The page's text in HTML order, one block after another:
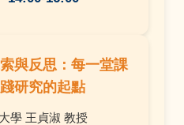
與反思：每一堂課
研究的起點
學 王貞淑 教授